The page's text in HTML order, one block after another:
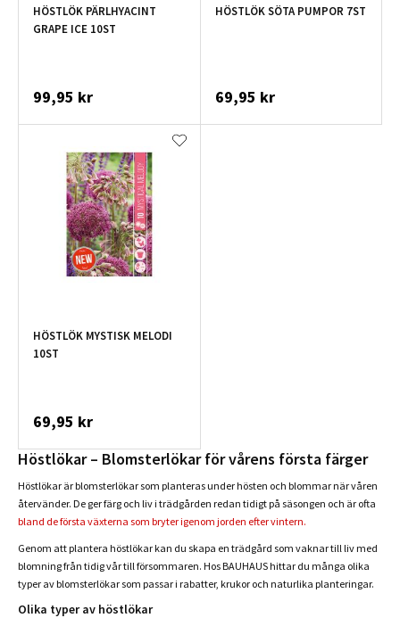
HÖSTLÖK PÄRLHYACINT
GRAPE ICE 10ST
99,95 kr
HÖSTLÖK SÖTA PUMPOR 7ST
69,95 kr
HÖSTLÖK MYSTISK MELODI
10ST
69,95 kr
Höstlökar – Blomsterlökar för vårens första färger
Höstlökar är blomsterlökar som planteras under hösten och blommar när våren
återvänder. De ger färg och liv i trädgården redan tidigt på säsongen och är ofta
bland de första växterna som bryter igenom jorden efter vintern.
Genom att plantera höstlökar kan du skapa en trädgård som vaknar till liv med
blomning från tidig vår till försommaren. Hos BAUHAUS hittar du många olika
typer av blomsterlökar som passar i rabatter, krukor och naturlika planteringar.
Olika typer av höstlökar